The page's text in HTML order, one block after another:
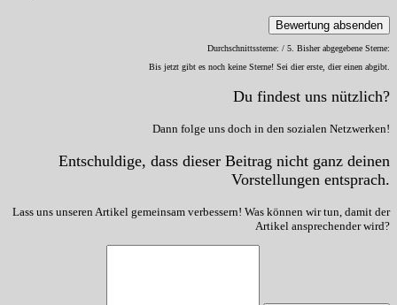
Bewertung absenden
Durchschnittssterne: / 5. Bisher abgegebene Sterne:
Bis jetzt gibt es noch keine Sterne! Sei dier erste, dier einen abgibt.
Du findest uns nützlich?
Dann folge uns doch in den sozialen Netzwerken!
Entschuldige, dass dieser Beitrag nicht ganz deinen
Vorstellungen entsprach.
Lass uns unseren Artikel gemeinsam verbessern! Was können wir tun, damit der
Artikel ansprechender wird?